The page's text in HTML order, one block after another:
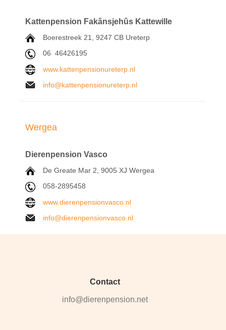
Kattenpension Fakânsjehûs Kattewille
Boerestreek 21, 9247 CB Ureterp
06 46426195
www.kattenpensionureterp.nl
info@kattenpensionureterp.nl
Wergea
Dierenpension Vasco
De Greate Mar 2, 9005 XJ Wergea
058-2895458
www.dierenpensionvasco.nl
info@dierenpensionvasco.nl
Contact
info@dierenpension.net